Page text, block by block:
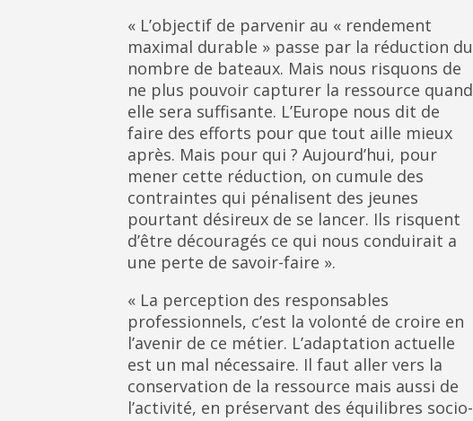
« L’objectif de parvenir au « rendement
maximal durable » passe par la réduction du
nombre de bateaux. Mais nous risquons de
ne plus pouvoir capturer la ressource quand
elle sera suffisante. L’Europe nous dit de
faire des efforts pour que tout aille mieux
après. Mais pour qui ? Aujourd’hui, pour
mener cette réduction, on cumule des
contraintes qui pénalisent des jeunes
pourtant désireux de se lancer. Ils risquent
d’être découragés ce qui nous conduirait a
une perte de savoir-faire ».
« La perception des responsables
professionnels, c’est la volonté de croire en
l’avenir de ce métier. L’adaptation actuelle
est un mal nécessaire. Il faut aller vers la
conservation de la ressource mais aussi de
l’activité, en préservant des équilibres socio-